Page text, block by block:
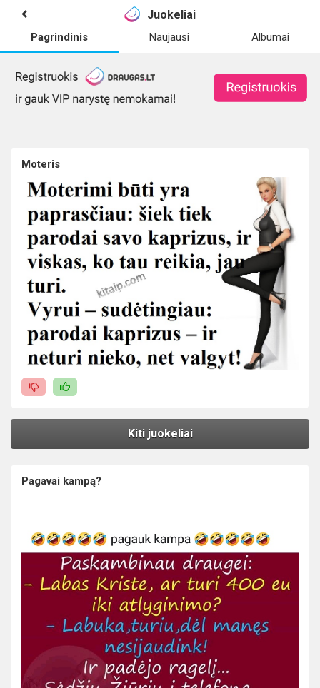
Juokeliai
Pagrindinis Naujausi Albumai
Moteris
Kiti juokeliai
Pagavai kampą?